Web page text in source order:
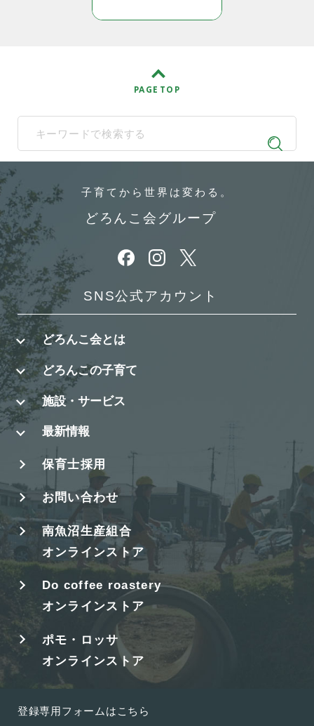
PAGE TOP
When autocomplete results are available use up and down
子育てから 世界は変わる。
どろんこ会グループ
別ウィンドウで開きます
別ウィンドウで開きます
別ウィンドウで開きます
SNS公式アカウント
どろんこ会とは
どろんこの子育て
施設・サービス
最新情報
保育士採用
お問い合わせ
南魚沼生産組合
オンラインストア
Do coffee roastery
オンラインストア
ポモ・ロッサ
オンラインストア
登録専用フォームはこちら